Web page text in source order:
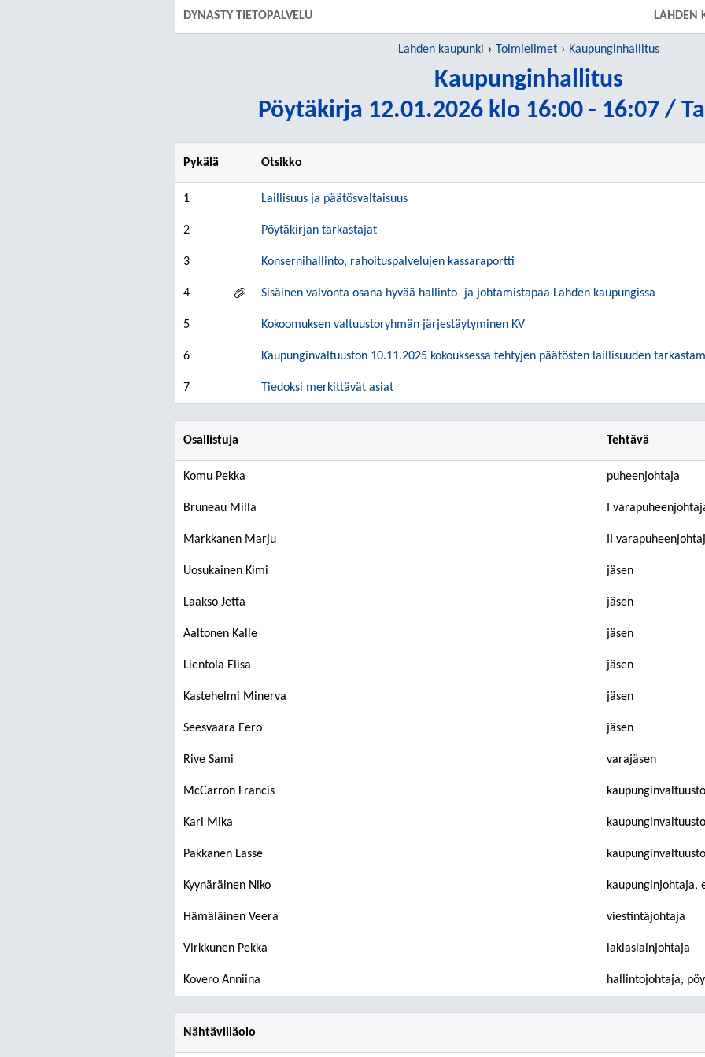
DYNASTY TIETOPALVELU LAHDEN
Lahden kaupunki Toimielimet Kaupunginhallitus
Kaupunginhallitus
Pöytäkirja 12.01.2026 klo 16:00 - 16:07 /
Pykälä Otsikko
1 Laillisuus ja päätösvaltaisuus
2 Pöytäkirjan tarkastajat
3 Konsernihallinto, rahoituspalvelujen kassaraportti
4 Sisäinen valvonta osana hyvää hallinto- ja johtamistapaa Lahden kaupungissa
5 Kokoomuksen valtuustoryhmän järjestäytyminen KV
6 Kaupunginvaltuuston 10.11.2025 kokouksessa tehtyjen päätösten laillisuuden
7 Tiedoksi merkittävät asiat
Osallistuja Tehtävä
Komu Pekka puheenjohtaja
Bruneau Milla I
Markkanen Marju II
Uosukainen Kimi jäsen
Laakso Jetta jäsen
Aaltonen Kalle jäsen
Lientola Elisa jäsen
Kastehelmi Minerva jäsen
Seesvaara Eero jäsen
Rive Sami varajäsen
McCarron Francis
Kari Mika
Pakkanen Lasse
Kyynäräinen Niko kaupunginjohtaja,
Hämäläinen Veera viestintäjohtaja
Virkkunen Pekka lakiasiainjohtaja
Kovero Anniina hallintojohtaja,
Nähtävilläolo